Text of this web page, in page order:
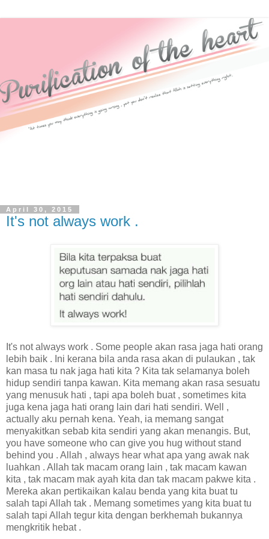
April 30, 2015
It's not always work .
It's not always work . Some people akan rasa jaga hati orang
lebih baik . Ini kerana bila anda rasa akan di pulaukan , tak
kan masa tu nak jaga hati kita ? Kita tak selamanya boleh
hidup sendiri tanpa kawan. Kita memang akan rasa sesuatu
yang menusuk hati , tapi apa boleh buat , sometimes kita
juga kena jaga hati orang lain dari hati sendiri. Well ,
actually aku pernah kena. Yeah, ia memang sangat
menyakitkan sebab kita sendiri yang akan menangis. But,
you have someone who can give you hug without stand
behind you . Allah , always hear what apa yang awak nak
luahkan . Allah tak macam orang lain , tak macam kawan
kita , tak macam mak ayah kita dan tak macam pakwe kita .
Mereka akan pertikaikan kalau benda yang kita buat tu
salah tapi Allah tak . Memang sometimes yang kita buat tu
salah tapi Allah tegur kita dengan berkhemah bukannya
mengkritik hebat .